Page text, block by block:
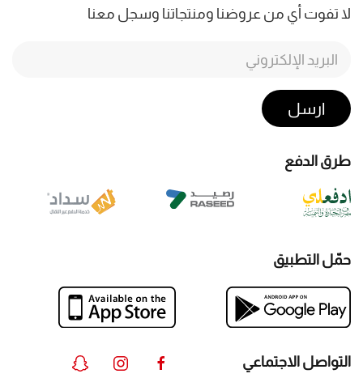
لا تفوت أي من عروضنا ومنتجاتنا وسجل معنا
ارسل
طرق الدفع
حمّل التطبيق
التواصل الاجتماعي